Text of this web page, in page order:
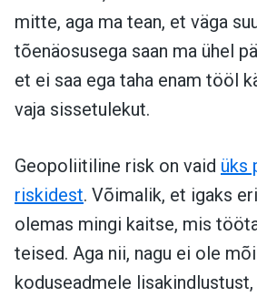
mitte, aga ma tean, et väga
tõenäosusega saan ma ühel
et ei saa ega taha enam tööl
vaja sissetulekut.
Geopoliitiline risk on vaid üks
riskidest. Võimalik, et igaks
olemas mingi kaitse, mis
teised. Aga nii, nagu ei ole
koduseadmele